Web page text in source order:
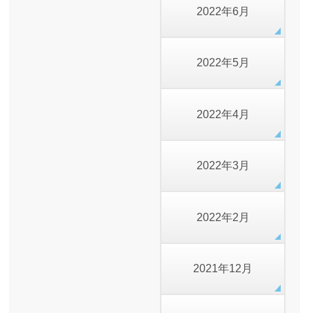
2022年6月
2022年5月
2022年4月
2022年3月
2022年2月
2021年12月